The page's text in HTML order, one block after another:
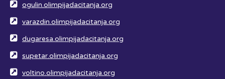
ogulin.olimpijadacitanja.org
varazdin.olimpijadacitanja.org
dugaresa.olimpijadacitanja.org
supetar.olimpijadacitanja.org
voltino.olimpijadacitanja.org